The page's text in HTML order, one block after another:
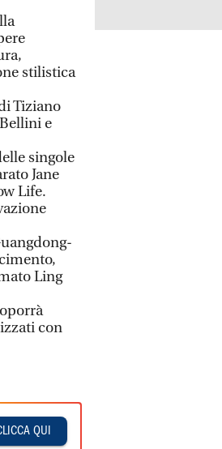
stilistica
Tiziano
e
singole
Jane
Life.
Ling
con
QUI